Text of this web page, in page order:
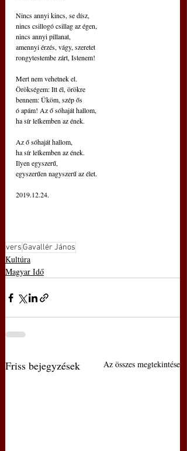
Nincs annyi kincs, se dísz,
nincs csillogó csillag az égen,
nincs annyi pillanat,
amennyi érzés, vágy, szeretet
rongytestembe zárt, Istenem!
Mert nem vehetnek el.
Örökségem: Itt él, örökre
bennem: Üköm, szép ős
ó apám! Az ő sóhaját hallom,
ha sír lelkemben az ének.
Az ő sóhaját hallom,
ha sír lelkemben az ének.
Ilyen egyszerű,
egyszerűen nagyszerű az élet.
2019.12.24.
vers Gavallér János
Kultúra
Magyar Idő
Friss bejegyzések Az összes megtekintése